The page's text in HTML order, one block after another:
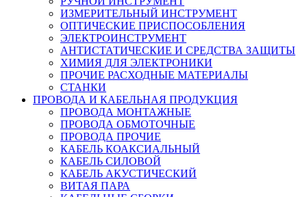
ИЗМЕРИТЕЛЬНЫЙ ИНСТРУМЕНТ
ОПТИЧЕСКИЕ ПРИСПОСОБЛЕНИЯ
ЭЛЕКТРОИНСТРУМЕНТ
АНТИСТАТИЧЕСКИЕ И СРЕДСТВА ЗАЩИТЫ
ХИМИЯ ДЛЯ ЭЛЕКТРОНИКИ
ПРОЧИЕ РАСХОДНЫЕ МАТЕРИАЛЫ
СТАНКИ
ПРОВОДА И КАБЕЛЬНАЯ ПРОДУКЦИЯ
ПРОВОДА МОНТАЖНЫЕ
ПРОВОДА ОБМОТОЧНЫЕ
ПРОВОДА ПРОЧИЕ
КАБЕЛЬ КОАКСИАЛЬНЫЙ
КАБЕЛЬ СИЛОВОЙ
КАБЕЛЬ АКУСТИЧЕСКИЙ
ВИТАЯ ПАРА